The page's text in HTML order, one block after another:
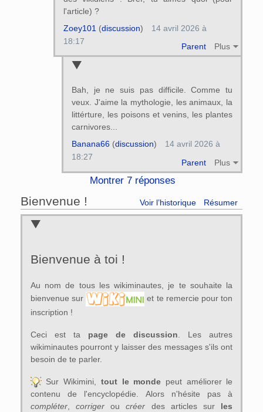
l'article) ?
Parent Plus
Zoey101 (discussion)
14 avril 2026 à
18:17
Bah, je ne suis pas difficile. Comme tu
veux. J'aime la mythologie, les animaux, la
littérture, les poisons et venins, les plantes
carnivores...
Parent Plus
Banana66(discussion)
14 avril 2026 à
18:27
Montrer 7 réponses
Bienvenue ! Voir l’historique Résumer
Bienvenue à toi !
Au nom de tous les wikiminautes, je te souhaite la
bienvenue sur
et te remercie pour ton
inscription !
Ceci est ta page de discussion. Les autres
wikiminautes pourront y laisser des messages s'ils ont
besoin de te parler.
Sur Wikimini, tout le monde peut améliorer le
contenu de l'encyclopédie. Alors n'hésite pas à
compléter, corriger oucréer des articles sur les